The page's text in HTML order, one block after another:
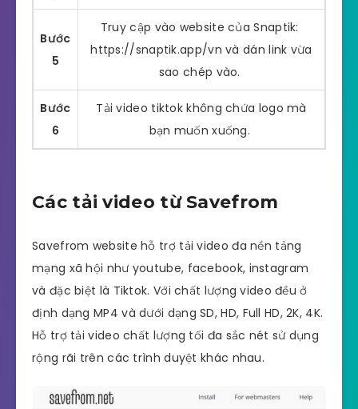
Bước
5
Truy cập vào website của Snaptik:
https://snaptik.app/vn và dán link vừa
sao chép vào.
Bước
6
Tải video tiktok không chứa logo mà
bạn muốn xuống.
Các tải video từ Savefrom
Savefrom website hỗ trợ tải video đa nền tảng
mạng xã hội như youtube, facebook, instagram
và đặc biệt là Tiktok. Với chất lượng video đều ở
định dạng MP4 và dưới dạng SD, HD, Full HD, 2K, 4K.
Hỗ trợ tải video chất lượng tối đa sắc nét sử dụng
rộng rãi trên các trình duyệt khác nhau.